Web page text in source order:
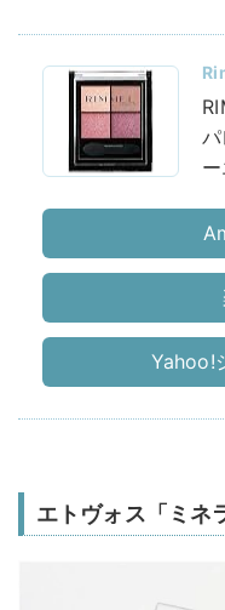
Yahoo!
エトヴォス「ミネ